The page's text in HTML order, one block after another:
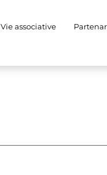
Vie associative